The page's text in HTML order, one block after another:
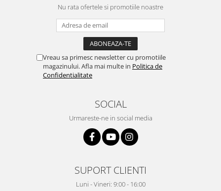
Nu rata ofertele si promotiile noastre
Vreau sa primesc newsletter cu promotiile
magazinului. Afla mai multe in Politica de
Confidentialitate
SOCIAL
Urmareste-ne in social media
SUPORT CLIENTI
Luni - Vineri: 9:00 - 16:00